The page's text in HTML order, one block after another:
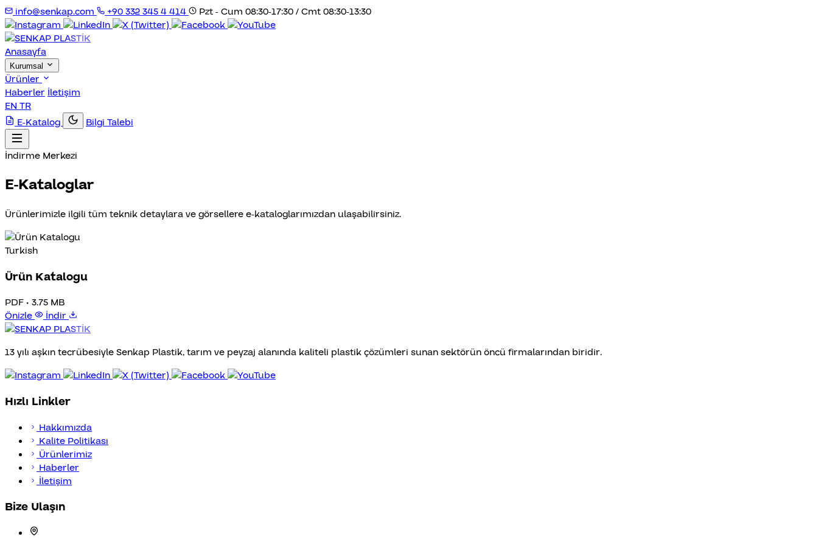
info@senkap.com +90 332 345 4 414 Pzt - Cum 08:30-17:30 / Cmt 08:30-13:30
Anasayfa
Kurumsal
Ürünler
Haberler İletişim
EN TR
E-Katalog
Bilgi Talebi
İndirme Merkezi
E-Kataloglar
Ürünlerimizle ilgili tüm teknik detaylara ve görsellere e-kataloglarımızdan ulaşabilirsiniz.
Turkish
Ürün Katalogu
PDF • 3.75 MB
Önizle
İndir
13 yılı aşkın tecrübesiyle Senkap Plastik, tarım ve peyzaj alanında kaliteli plastik çözümleri sunan sektörün öncü firmalarından biridir.
Hızlı Linkler
Hakkımızda
Kalite Politikası
Ürünlerimiz
Haberler
İletişim
Bize Ulaşın